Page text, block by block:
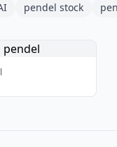
pendel stock